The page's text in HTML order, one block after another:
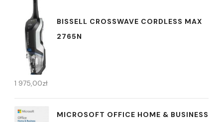
BISSELL CROSSWAVE CORDLESS MAX
2765N
1 975,00zł
MICROSOFT OFFICE HOME & BUSINESS